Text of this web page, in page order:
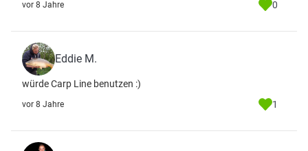
vor 8 Jahre 0
Eddie M.
würde Carp Line benutzen :)
vor 8 Jahre 1